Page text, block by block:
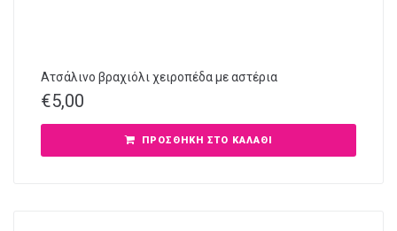
Ατσάλινο βραχιόλι χειροπέδα με αστέρια
€5,00
ΠΡΟΣΘΉΚΗ ΣΤΟ ΚΑΛΆΘΙ